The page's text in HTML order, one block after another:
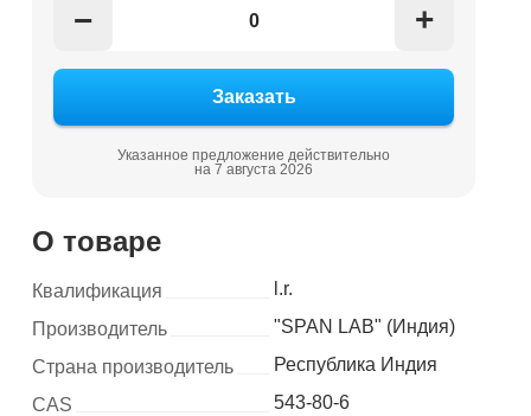
− +
Указанное предложение действительно
на 7 августа 2026
О товаре
Квалификация
l.r.
Производитель
"SPAN LAB" (Индия)
Страна производитель
Республика Индия
CAS
543-80-6